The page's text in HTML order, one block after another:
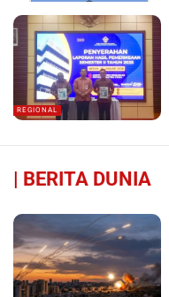
REGIONAL
| BERITA DUNIA